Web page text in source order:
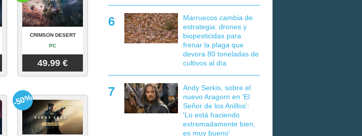
CRIMSON DESERT
PC
49.99 €
-50%
Marruecos cambia de
estrategia: drones y
biopesticidas para
frenar la plaga que
devora 80 toneladas de
cultivos al día
Andy Serkis, sobre el
nuevo Aragorn en 'El
Señor de los Anillos':
'Lo está haciendo
extremadamente bien,
es muy bueno'